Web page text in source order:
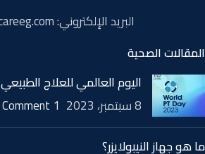
البريد الإلكتروني: info@ecareeg.com
المقالات الصحية
اليوم العالمي للعلاج الطبيعي
8 سبتمبر، 2023
1 Comment
ما هو جهاز النيبولايزر؟